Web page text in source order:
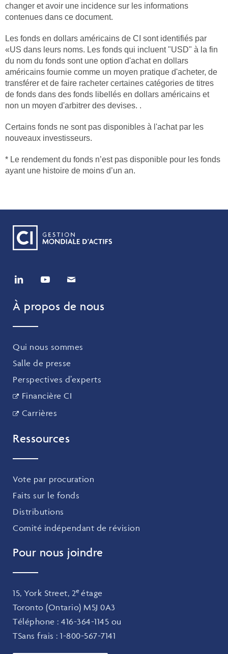
changer et avoir une incidence sur les informations
contenues dans ce document.
Les fonds en dollars américains de CI sont identifiés par
«US dans leurs noms. Les fonds qui incluent "USD" à la fin
du nom du fonds sont une option d'achat en dollars
américains fournie comme un moyen pratique d'acheter, de
transférer et de faire racheter certaines catégories de titres
de fonds dans des fonds libellés en dollars américains et
non un moyen d'arbitrer des devises. .
Certains fonds ne sont pas disponibles à l'achat par les
nouveaux investisseurs.
* Le rendement du fonds n’est pas disponible pour les fonds
ayant une histoire de moins d’un an.
À propos de nous
Qui nous sommes
Salle de presse
Perspectives d’experts
Financière CI
Carrières
Ressources
Vote par procuration
Faits sur le fonds
Distributions
Comité indépendant de révision
Pour nous joindre
15, York Street, 2eétage
Toronto (Ontario) M5J 0A3
Téléphone : 416-364-1145 ou
TSans frais : 1-800-567-7141